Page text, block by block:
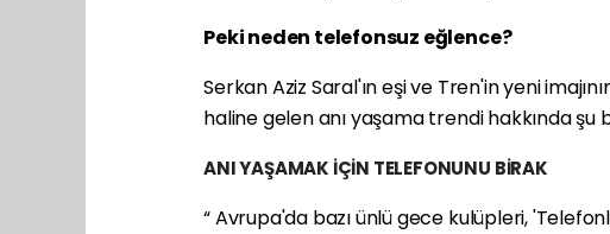
Peki neden telefonsuz eğlence?
Serkan Aziz Saral'ın eşi ve Tren'in yeni
haline gelen anı yaşama trendi hakkında şu
ANI YAŞAMAK İÇİN TELEFONUNU BİRAK
“ Avrupa'da bazı ünlü gece kulüpleri,